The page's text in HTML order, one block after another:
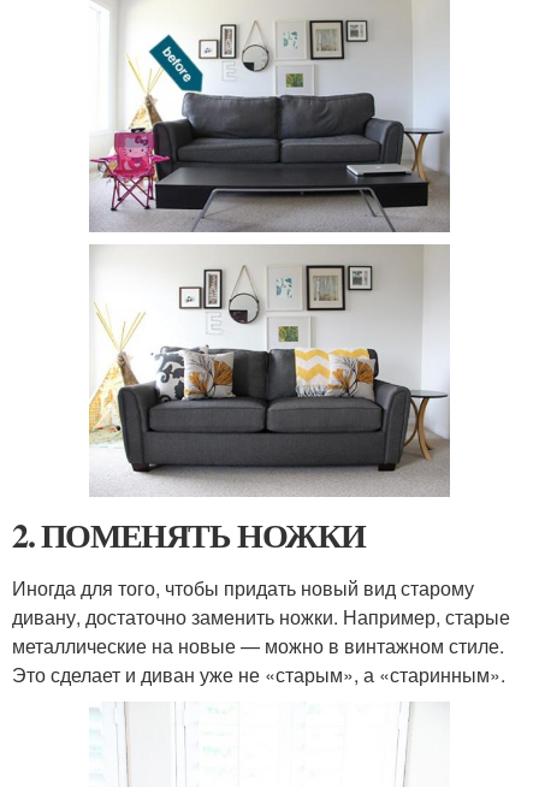
2. ПОМЕНЯТЬ НОЖКИ
Иногда для того, чтобы придать новый вид старому
дивану, достаточно заменить ножки. Например, старые
металлические на новые — можно в винтажном стиле.
Это сделает и диван уже не «старым», а «старинным».